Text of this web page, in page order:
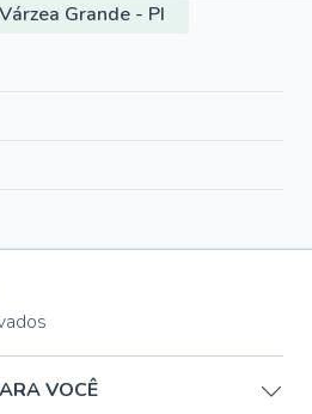
Grande - PI
VOCÊ